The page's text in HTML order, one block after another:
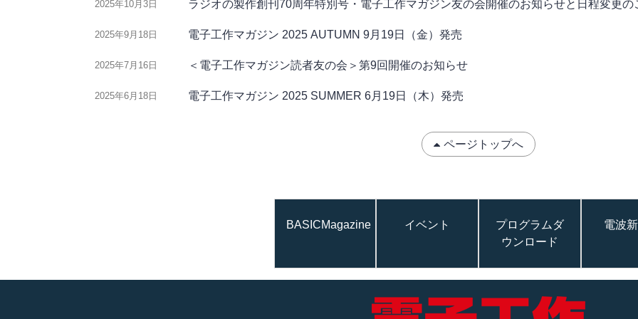
2025年10月3日 ラジオの製作創刊70周年特別号・電子工作マガジン友の会開催のお知らせと日程変更の
2025年9月18日 電子工作マガジン 2025 AUTUMN 9月19日（金）発売
2025年7月16日 ＜電子工作マガジン読者友の会＞第9回開催のお知らせ
2025年6月18日 電子工作マガジン 2025 SUMMER 6月19日（木）発売
ページトップへ
BASICMagazine イベント
プログラムダ
ウンロード
電波